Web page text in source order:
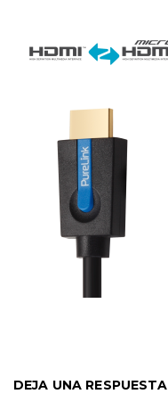
DEJA UNA RESPUESTA